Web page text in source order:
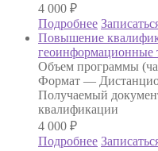
4 000 ₽
Подробнее
Повышение
геоинформационные
Объем программы
Формат —
Получаемый
квалификации
4 000 ₽
Подробнее